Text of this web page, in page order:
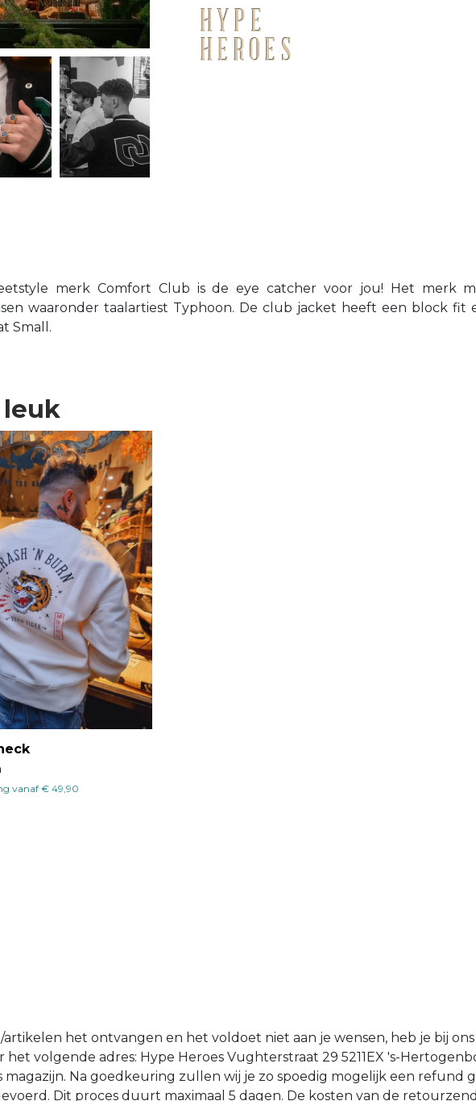
merk Comfort Club is de eye catcher voor jou! Het merk
waaronder taalartiest Typhoon. De club jacket heeft een block fit
Small.
vanaf € 49,90
het ontvangen en het voldoet niet aan je wensen, heb je bij
volgende adres: Hype Heroes Vughterstraat 29 5211EX 's-
Na goedkeuring zullen wij je zo spoedig mogelijk een refund
Dit proces duurt maximaal 5 dagen. De kosten van de